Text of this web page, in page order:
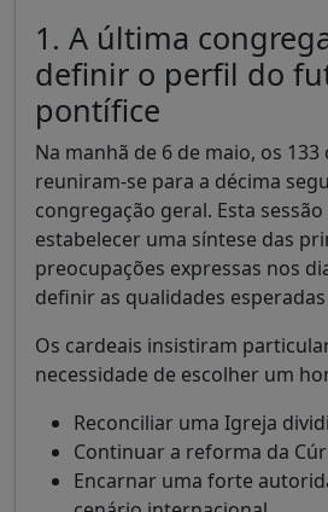
1. A última
definir o perfil do
pontífice
Na manhã de 6 de maio, os
reuniram-se para a décima
congregação geral. Esta
estabelecer uma síntese das
preocupações expressas nos
definir as qualidades
Os cardeais insistiram
necessidade de escolher um
Reconciliar uma Igreja
Continuar a reforma da
Encarnar uma forte